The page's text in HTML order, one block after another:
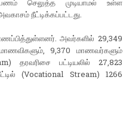
செலுத்த முடியாமல் உள்ள
நீட்டிக்கப்பட்டது.
அவர்களில் 29,349
9,370 மாணவர்களும்
தரவரிசை பட்டியலில் 27,823
(Vocational Stream) 1266